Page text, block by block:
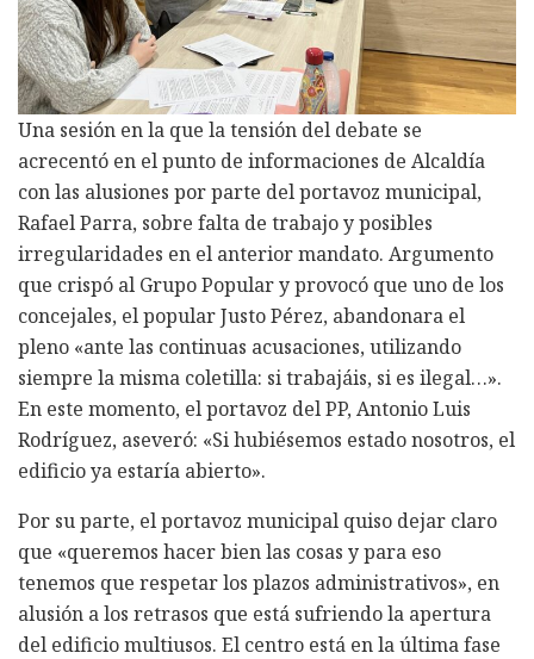
Una sesión en la que la tensión del debate se
acrecentó en el punto de informaciones de Alcaldía
con las alusiones por parte del portavoz municipal,
Rafael Parra, sobre falta de trabajo y posibles
irregularidades en el anterior mandato. Argumento
que crispó al Grupo Popular y provocó que uno de los
concejales, el popular Justo Pérez, abandonara el
pleno «ante las continuas acusaciones, utilizando
siempre la misma coletilla: si trabajáis, si es ilegal…».
En este momento, el portavoz del PP, Antonio Luis
Rodríguez, aseveró: «Si hubiésemos estado nosotros, el
edificio ya estaría abierto».
Por su parte, el portavoz municipal quiso dejar claro
que «queremos hacer bien las cosas y para eso
tenemos que respetar los plazos administrativos», en
alusión a los retrasos que está sufriendo la apertura
del edificio multiusos. El centro está en la última fase